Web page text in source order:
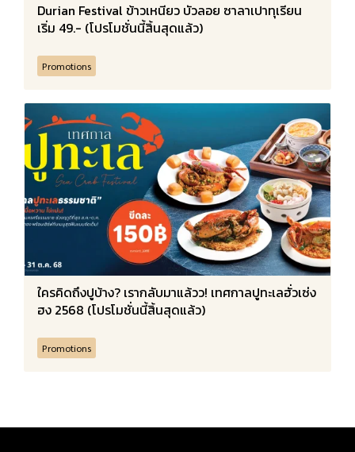
Durian Festival ข้าวเหนียว บัวลอย ซาลาเปาทุเรียน
เริ่ม 49.- (โปรโมชั่นนี้สิ้นสุดแล้ว)
Promotions
ใครคิดถึงปูบ้าง? เรากลับมาแล้วว! เทศกาลปูทะเลฮั่วเซ่ง
ฮง 2568 (โปรโมชั่นนี้สิ้นสุดแล้ว)
Promotions